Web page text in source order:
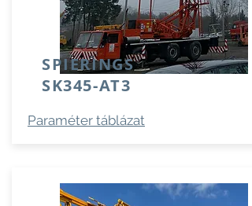
SPIERINGS
SK345-AT3
Paraméter táblázat